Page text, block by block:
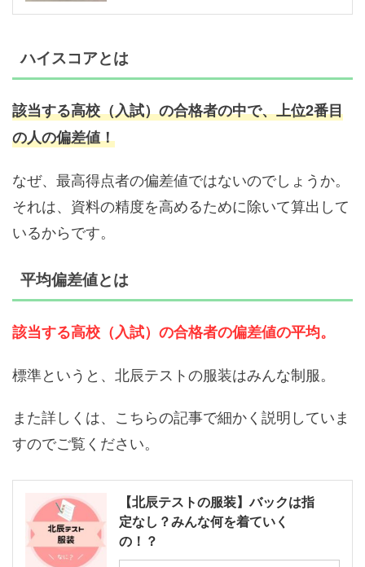
ハイスコアとは
該当する高校（入試）の合格者の中で、上位2番目
の人の偏差値！
なぜ、最高得点者の偏差値ではないのでしょうか。
それは、資料の精度を高めるために除いて算出して
いるからです。
平均偏差値とは
該当する高校（入試）の合格者の偏差値の平均。
標準というと、北辰テストの服装はみんな制服。
また詳しくは、こちらの記事で細かく説明していま
すのでご覧ください。
【北辰テストの服装】バックは指
定なし？みんな何を着ていく
の！？